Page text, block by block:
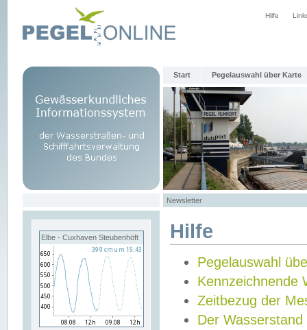
Hilfe
Start Pegelauswahl über Karte
Newsletter
Elbe - Cuxhaven Steubenhöft Hilfe
Pegelauswahl
Kennzeichnende
Zeitbezug der
Der Wasserstand